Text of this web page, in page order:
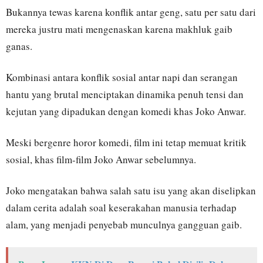
Bukannya tewas karena konflik antar geng, satu per satu dari
mereka justru mati mengenaskan karena makhluk gaib
ganas.
Kombinasi antara konflik sosial antar napi dan serangan
hantu yang brutal menciptakan dinamika penuh tensi dan
kejutan yang dipadukan dengan komedi khas Joko Anwar.
Meski bergenre horor komedi, film ini tetap memuat kritik
sosial, khas film-film Joko Anwar sebelumnya.
Joko mengatakan bahwa salah satu isu yang akan diselipkan
dalam cerita adalah soal keserakahan manusia terhadap
alam, yang menjadi penyebab munculnya gangguan gaib.